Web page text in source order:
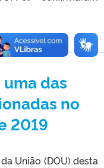
uma das
no
2019
União (DOU) desta